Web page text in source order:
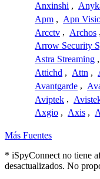
Anxinshi ,
Apm , Apn
Arcctv , Archos ,
Arrow Security
Astra Streaming ,
Attichd , Attn ,
Avantgarde ,
Aviptek ,
Axgio , Axis ,
Más Fuentes
* iSpyConnect no tiene
desactualizados. No